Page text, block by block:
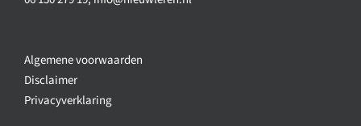
Algemene voorwaarden
Disclaimer
Privacyverklaring